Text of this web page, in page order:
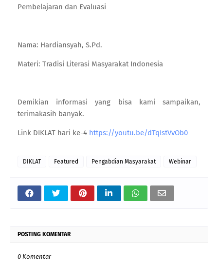
Pembelajaran dan Evaluasi
Nama: Hardiansyah, S.Pd.
Materi: Tradisi Literasi Masyarakat Indonesia
Demikian informasi yang bisa kami sampaikan,
terimakasih banyak.
Link DIKLAT hari ke-4 https://youtu.be/dTqIstVvOb0
DIKLAT Featured Pengabdian Masyarakat Webinar
POSTING KOMENTAR
0 Komentar